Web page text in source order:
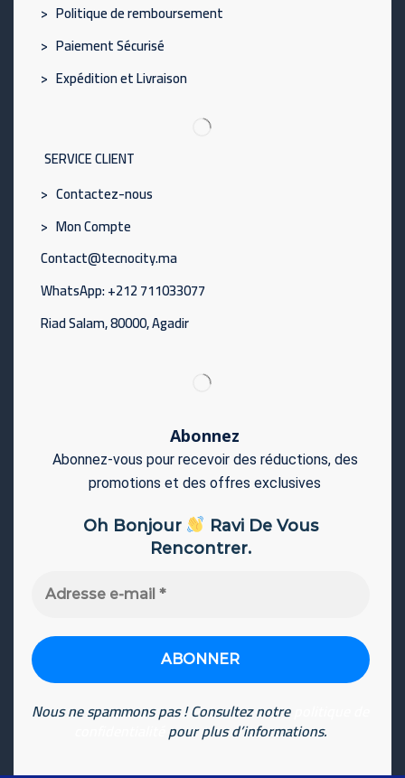
> Politique de remboursement
> Paiement Sécurisé
> Expédition et Livraison
SERVICE CLIENT
> Contactez-nous
> Mon Compte
Contact@tecnocity.ma
WhatsApp: +212 711033077
Riad Salam, 80000, Agadir
Abonnez
Abonnez-vous pour recevoir des réductions, des
promotions et des offres exclusives
Oh Bonjour
Ravi De Vous
Rencontrer.
Nous ne spammons pas ! Consultez notre
pour plus d’informations.